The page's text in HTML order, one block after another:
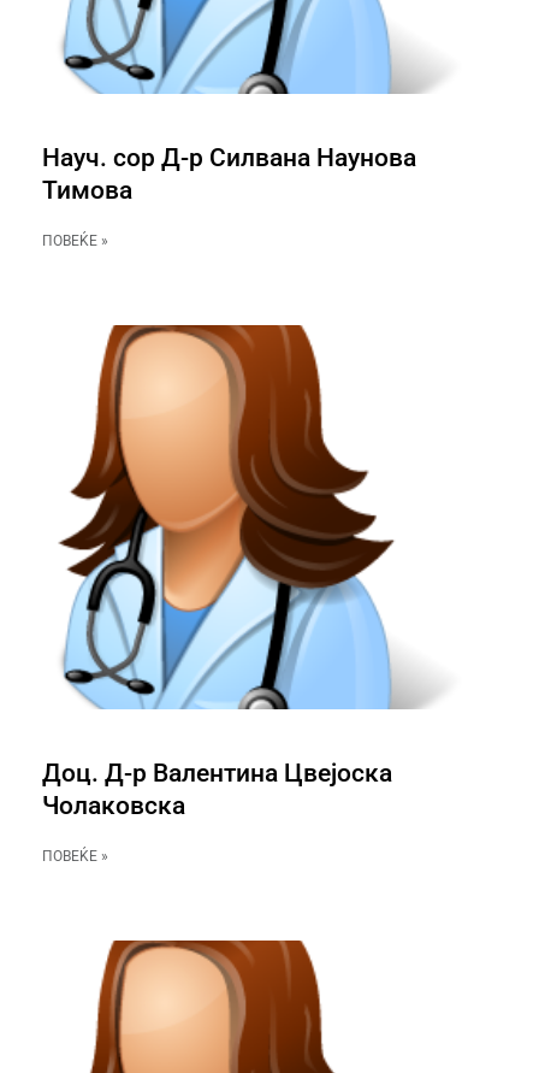
Науч. сор Д-р Силвана Наунова
Тимова
ПОВЕЌЕ »
Доц. Д-р Валентина Цвејоска
Чолаковска
ПОВЕЌЕ »